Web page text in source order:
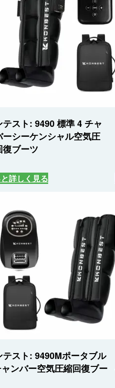
テスト: 9490 標準 4 チャ
ーシーケンシャル空気圧
復ブーツ
詳しく見る
テスト: 9490Mポータブル
ンバー空気圧縮回復ブー